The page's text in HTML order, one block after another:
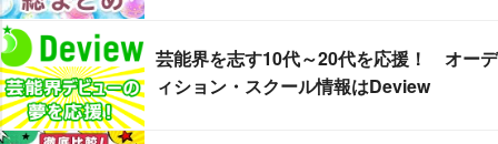
芸能界を志す10代～20代を応援！ オーデ
ィション・スクール情報はDeview